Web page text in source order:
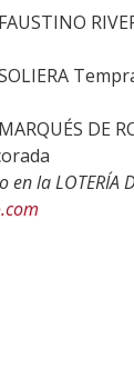
DE
la LOTERÍA